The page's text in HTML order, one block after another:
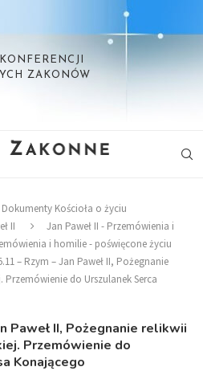
ZAKONÓW
Dokumenty Kościoła o życiu
II
Jan Paweł II - Przemówienia i
i homilie - poświęcone życiu
– Rzym – Jan Paweł II, Pożegnanie
Przemówienie do Urszulanek Serca
Paweł II, Pożegnanie relikwii
Przemówienie do
Konającego